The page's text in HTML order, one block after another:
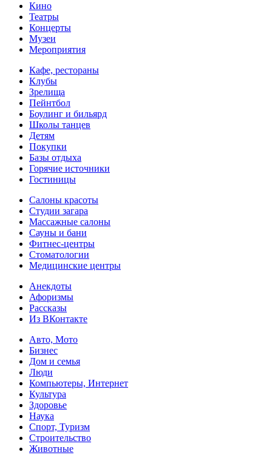
Кино
Театры
Концерты
Музеи
Мероприятия
Кафе, рестораны
Клубы
Зрелища
Пейнтбол
Боулинг и бильярд
Школы танцев
Детям
Покупки
Базы отдыха
Горячие источники
Гостиницы
Салоны красоты
Студии загара
Массажные салоны
Сауны и бани
Фитнес-центры
Стоматологии
Медицинские центры
Анекдоты
Афоризмы
Рассказы
Из ВКонтакте
Авто, Мото
Бизнес
Дом и семья
Люди
Компьютеры, Интернет
Культура
Здоровье
Наука
Спорт, Туризм
Строительство
Животные